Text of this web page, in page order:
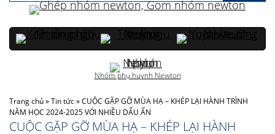
Trang chủ»Tin tức»CUỘC GẶP GỠ MÙA HẠ – KHÉP LẠI HÀNH TRÌNH
NĂM HỌC 2024-2025 VỚI NHIỀU DẤU ẤN
CUỘC GẶP GỠ MÙA HẠ – KHÉP LẠI HÀNH
Nhóm phụ huynh Newton